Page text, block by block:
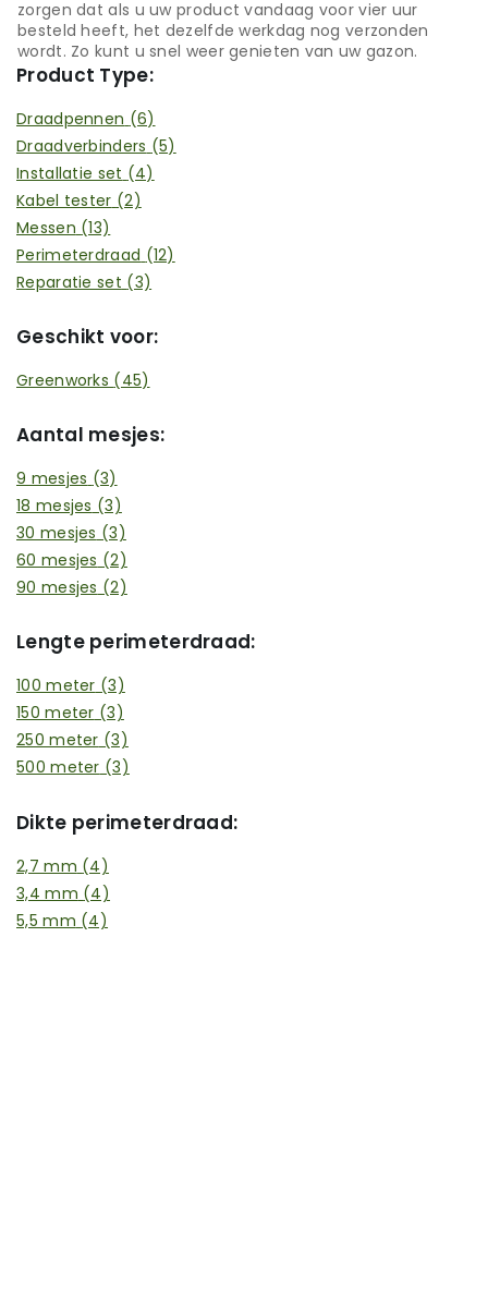
zorgen dat als u uw product vandaag voor vier uur
besteld heeft, het dezelfde werkdag nog verzonden
wordt. Zo kunt u snel weer genieten van uw gazon.
Product Type:
Draadpennen (6)
Draadverbinders (5)
Installatie set (4)
Kabel tester (2)
Messen (13)
Perimeterdraad (12)
Reparatie set (3)
Geschikt voor:
Greenworks (45)
Aantal mesjes:
9 mesjes (3)
18 mesjes (3)
30 mesjes (3)
60 mesjes (2)
90 mesjes (2)
Lengte perimeterdraad:
100 meter (3)
150 meter (3)
250 meter (3)
500 meter (3)
Dikte perimeterdraad:
2,7 mm (4)
3,4 mm (4)
5,5 mm (4)